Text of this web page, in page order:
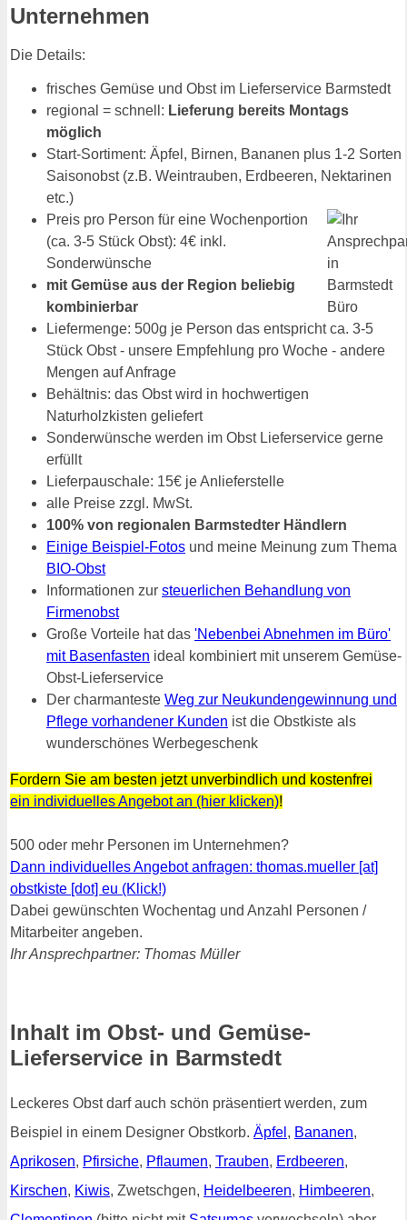
Unternehmen
Die Details:
frisches Gemüse und Obst im Lieferservice Barmstedt
regional = schnell: Lieferung bereits Montags
möglich
Start-Sortiment: Äpfel, Birnen, Bananen plus 1-2 Sorten
Saisonobst (z.B. Weintrauben, Erdbeeren, Nektarinen
etc.)
Preis pro Person für eine Wochenportion
(ca. 3-5 Stück Obst): 4€ inkl.
Sonderwünsche
mit Gemüse aus der Region beliebig
kombinierbar
Liefermenge: 500g je Person das entspricht ca. 3-5
Stück Obst - unsere Empfehlung pro Woche - andere
Mengen auf Anfrage
Behältnis: das Obst wird in hochwertigen
Naturholzkisten geliefert
Sonderwünsche werden im Obst Lieferservice gerne
erfüllt
Lieferpauschale: 15€ je Anlieferstelle
alle Preise zzgl. MwSt.
100% von regionalen Barmstedter Händlern
Einige Beispiel-Fotos und meine Meinung zum Thema
BIO-Obst
Informationen zur steuerlichen Behandlung von
Firmenobst
Große Vorteile hat das 'Nebenbei Abnehmen im Büro'
mit Basenfasten ideal kombiniert mit unserem Gemüse-
Obst-Lieferservice
Der charmanteste Weg zur Neukundengewinnung und
Pflege vorhandener Kunden ist die Obstkiste als
wunderschönes Werbegeschenk
Fordern Sie am besten jetzt unverbindlich und kostenfrei
ein individuelles Angebot an (hier klicken)!
500 oder mehr Personen im Unternehmen?
Dann individuelles Angebot anfragen: thomas.mueller [at]
obstkiste [dot] eu (Klick!)
Dabei gewünschten Wochentag und Anzahl Personen /
Mitarbeiter angeben.
Ihr Ansprechpartner: Thomas Müller
Inhalt im Obst- und Gemüse-
Lieferservice in Barmstedt
Leckeres Obst darf auch schön präsentiert werden, zum
Beispiel in einem Designer Obstkorb. Äpfel , Bananen,
Aprikosen, Pfirsiche, Pflaumen, Trauben, Erdbeeren,
Kirschen, Kiwis, Zwetschgen, Heidelbeeren, Himbeeren,